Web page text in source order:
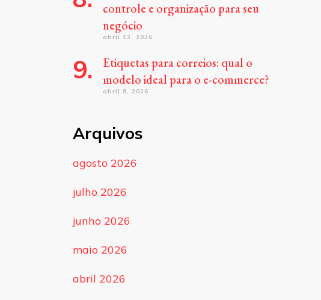
controle e organização para seu
negócio
abril 13, 2026
Etiquetas para correios: qual o
modelo ideal para o e-commerce?
abril 8, 2026
Arquivos
agosto 2026
julho 2026
junho 2026
maio 2026
abril 2026